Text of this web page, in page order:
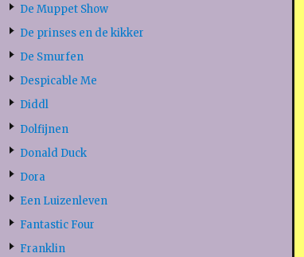
De Muppet Show
De prinses en de kikker
De Smurfen
Despicable Me
Diddl
Dolfijnen
Donald Duck
Dora
Een Luizenleven
Fantastic Four
Franklin